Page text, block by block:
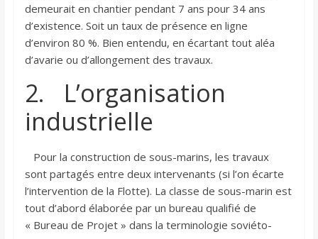
demeurait en chantier pendant 7 ans pour 34 ans
d’existence. Soit un taux de présence en ligne
d’environ 80 %. Bien entendu, en écartant tout aléa
d’avarie ou d’allongement des travaux.
2. L’organisation
industrielle
Pour la construction de sous-marins, les travaux
sont partagés entre deux intervenants (si l’on écarte
l’intervention de la Flotte). La classe de sous-marin est
tout d’abord élaborée par un bureau qualifié de
« Bureau de Projet » dans la terminologie soviéto-